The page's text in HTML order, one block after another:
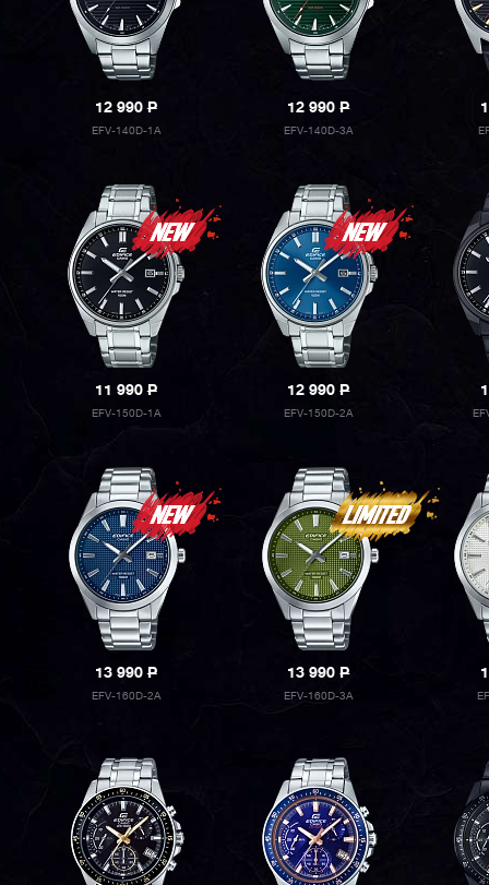
12 990P
EFV-140D-1A
12 990P
EFV-140D-3A
11 990P
EFV-150D-1A
12 990P
EFV-150D-2A
13 990P
EFV-160D-2A
13 990P
EFV-160D-3A